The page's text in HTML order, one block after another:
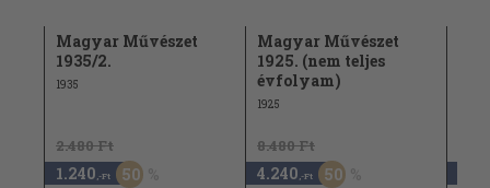
Magyar Művészet
1935/2.
1935
2.480 Ft
1.240 ,-Ft 50
Magyar Művészet
1925. (nem teljes
évfolyam)
1925
8.480 Ft
4.240 ,-Ft 50